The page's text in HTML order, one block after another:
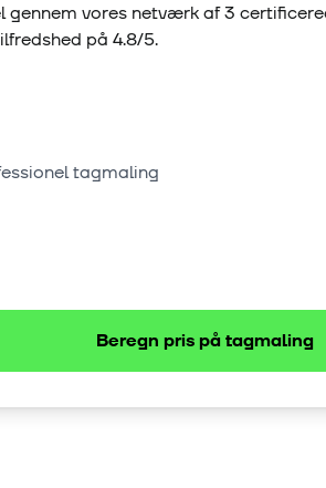
gennem vores netværk af3
på 4.8/5.
tagmaling
Beregn pris påtagmaling